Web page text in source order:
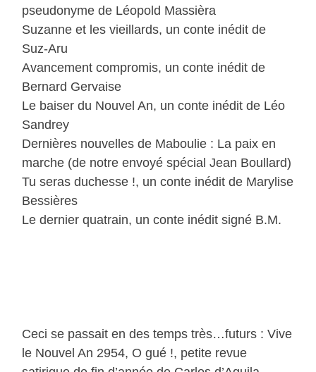
pseudonyme de Léopold Massièra
Suzanne et les vieillards, un conte inédit de
Suz-Aru
Avancement compromis, un conte inédit de
Bernard Gervaise
Le baiser du Nouvel An, un conte inédit de Léo
Sandrey
Dernières nouvelles de Maboulie : La paix en
marche (de notre envoyé spécial Jean Boullard)
Tu seras duchesse !, un conte inédit de Marylise
Bessières
Le dernier quatrain, un conte inédit signé B.M.
Ceci se passait en des temps très…futurs : Vive
le Nouvel An 2954, O gué !, petite revue